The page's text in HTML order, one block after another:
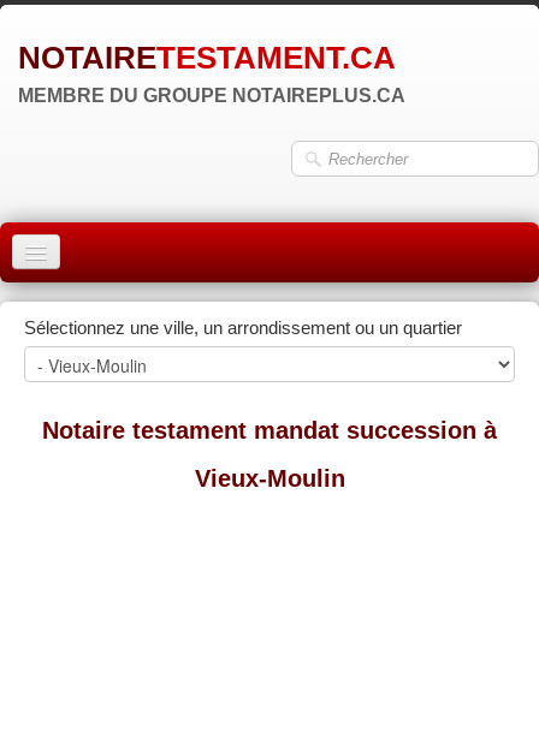
NOTAIRETESTAMENT.CA
MEMBRE DU GROUPE NOTAIREPLUS.CA
ACCUEIL
MONTRÉAL
QUÉBEC
LAVAL
Sélectionnez une ville, un arrondissement ou un quartier
Notaire testament mandat succession à
Vieux-Moulin